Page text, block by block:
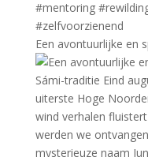
Een avontuurlijke en